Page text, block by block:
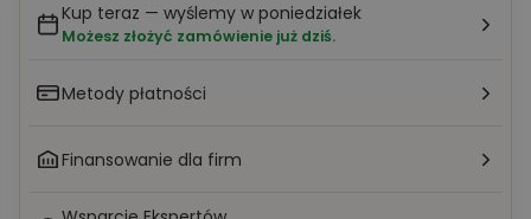
Kup teraz — wyślemy w poniedziałek
Możesz złożyć zamówienie już dziś.
Metody płatności
Finansowanie dla firm